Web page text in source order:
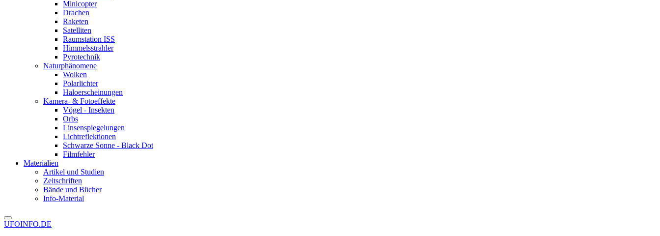
Minicopter
Drachen
Raketen
Satelliten
Raumstation ISS
Himmelsstrahler
Pyrotechnik
Naturphänomene
Wolken
Polarlichter
Haloerscheinungen
Kamera- & Fotoeffekte
Vögel - Insekten
Orbs
Linsenspiegelungen
Lichtreflektionen
Schwarze Sonne - Black Dot
Filmfehler
Materialien
Artikel und Studien
Zeitschriften
Bände und Bücher
Info-Material
UFOINFO.DE